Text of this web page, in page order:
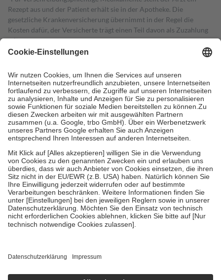
Rezept aus und der Patient erhält sie in der Apotheke. Die
gesetzliche Krankenversicherung übernimmt in der Regel die
Kosten dafür, der Versicherte trägt einen Teil davon als Zuzahlung
mit.
Grundsätzlich leisten Mitglieder Zuzahlungen in Höhe von zehn
höchstens zehn Euro.
Es sind jedoch nie mehr als die tatsächlichen
Kosten der Leistung zu entrichten.
Diese Regeln gelten grundsätzlich auch für Online-Apotheken.
Bei Heilmitteln und häuslicher Krankenpflege beträgt die
Zuzahlung zehn Prozent der Kosten sowie zehn Euro je
Verordnung.
Um das Engagement der Versicherten für ihre eigene Gesundheit zu
stärken und die besondere Stellung der Familie zu unterstützen,
fallenkeine Zuzahlungenan bei:
• Kindern und Jugendlichen bis zum vollendeten 18. Lebensjahr
mit Ausnahme der Fahrkosten
• Untersuchungen zur Vorsorge und Früherkennung, die von der
GKV getragen werden
• empfohlenen Schutzimpfungen
• Harn- und Blutteststreifen
getroffen, um sicherzustellen, dass es sich um echte Bewertungen
https://help.etrusted.com/hc/de/articles/4419944605341